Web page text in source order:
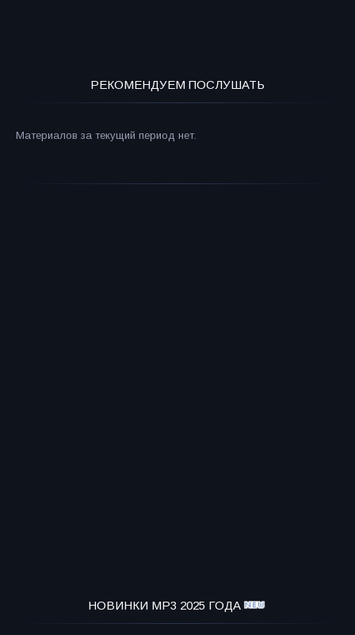
РЕКОМЕНДУЕМ ПОСЛУШАТЬ
Материалов за текущий период нет.
НОВИНКИ MP3 2025 ГОДА